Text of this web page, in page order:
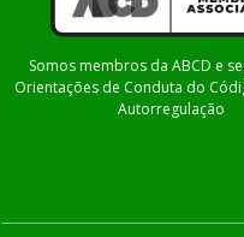
Somos membros da ABCD e
Orientações de Conduta do
Autorregulação